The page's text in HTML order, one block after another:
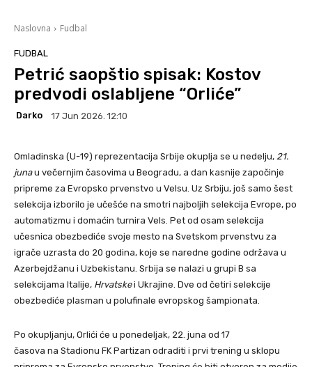
Naslovna Fudbal
FUDBAL
Petrić saopštio spisak: Kostov
predvodi oslabljene “Orliće”
Darko 17 Jun 2026. 12:10
Omladinska (U-19) reprezentacija Srbije okuplja se u nedelju, 21.
junau večernjim časovima u Beogradu, a dan kasnije započinje
pripreme za Evropsko prvenstvo u Velsu. Uz Srbiju, još samo šest
selekcija izborilo je učešće na smotri najboljih selekcija Evrope, po
automatizmu i domaćin turnira Vels. Pet od osam selekcija
učesnica obezbediće svoje mesto na Svetskom prvenstvu za
igrače uzrasta do 20 godina, koje se naredne godine održava u
Azerbejdžanu i Uzbekistanu. Srbija se nalazi u grupi B sa
selekcijama Italije, Hrvatskei Ukrajine. Dve od četiri selekcije
obezbediće plasman u polufinale evropskog šampionata.
Po okupljanju, Orlići će u ponedeljak, 22. juna od 17
časova na Stadionu FK Partizan odraditi i prvi trening u sklopu